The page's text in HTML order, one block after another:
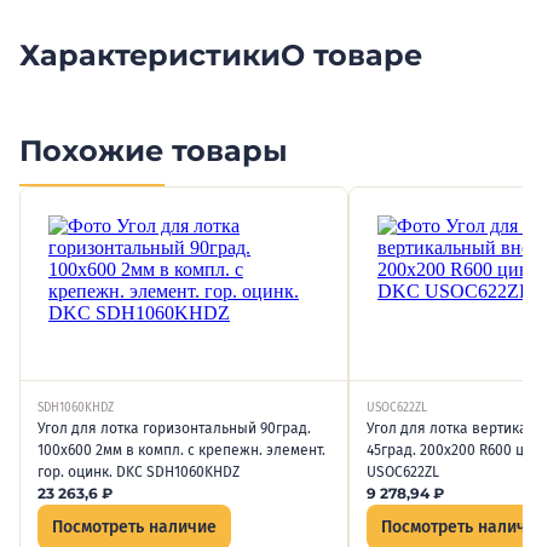
ХарактеристикиО товаре
Похожие товары
SDH1060KHDZ
Угол для лотка горизонтальный 90град.
100х600 2мм в компл. с крепежн. элемент.
гор. оцинк. DKC SDH1060KHDZ
23 263,6 ₽
Посмотреть наличие
USOC622ZL
Угол для лотка
45град. 200х200 R600
USOC622ZL
9 278,94₽
Посмотреть